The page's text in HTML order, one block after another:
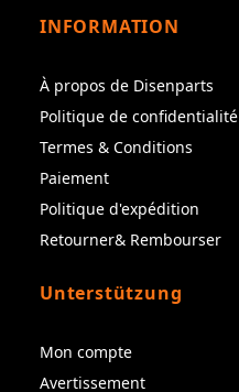
INFORMATION
À propos de Disenparts
Politique de confidentialité
Termes & Conditions
Paiement
Politique d'expédition
Retourner& Rembourser
Unterstützung
Mon compte
Avertissement